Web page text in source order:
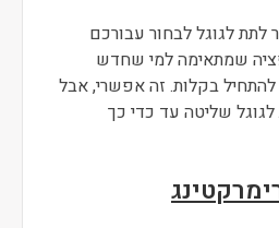
לגוגל לבחור עבורכם
שמתאימה למי שחדש
בקלות. זה אפשרי, אבל
שליטה עד כדי כך